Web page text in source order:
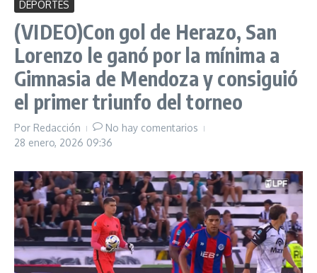
DEPORTES
(VIDEO)Con gol de Herazo, San
Lorenzo le ganó por la mínima a
Gimnasia de Mendoza y consiguió
el primer triunfo del torneo
Por Redacción
No hay comentarios
28 enero, 2026 09:36